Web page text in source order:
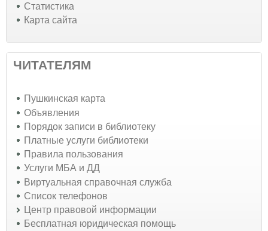
Статистика
Карта сайта
ЧИТАТЕЛЯМ
Пушкинская карта
Объявления
Порядок записи в библиотеку
Платные услуги библиотеки
Правила пользования
Услуги МБА и ДД
Виртуальная справочная служба
Список телефонов
Центр правовой информации
Бесплатная юридическая помощь